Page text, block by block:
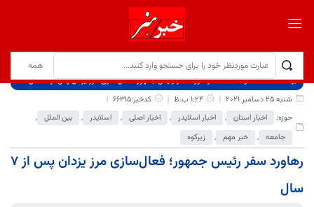
برگ نخست نوشته‌ها
رهاورد سفر رئیس جمهور؛ فعال‌سازی مرز یزدان پس از ۷ سال
شنبه 25 دسامبر 2021
1:24 ب.ظ
کدخبر:66315
حوزه:
اخبار استان , اخبار اسلایدر , اخبار اصلی , اسلایدر , بین الملل ,
جامعه , خبر مهم , زیرکوه
رهاورد سفر رئیس جمهور؛ فعال‌سازی مرز یزدان پس از ۷
سال